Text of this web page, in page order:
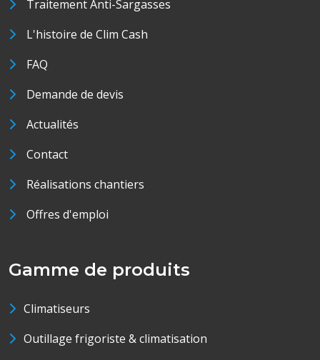
Traitement Anti-Sargasses
L'histoire de Clim Cash
FAQ
Demande de devis
Actualités
Contact
Réalisations chantiers
Offres d'emploi
Gamme de produits
Climatiseurs
Outillage frigoriste & climatisation